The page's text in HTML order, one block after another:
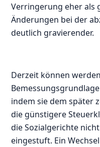
Verringerung eher als
Änderungen bei der
deutlich gravierender.
Derzeit können
indem sie dem später
die günstigere
die Sozialgerichte
eingestuft. Ein